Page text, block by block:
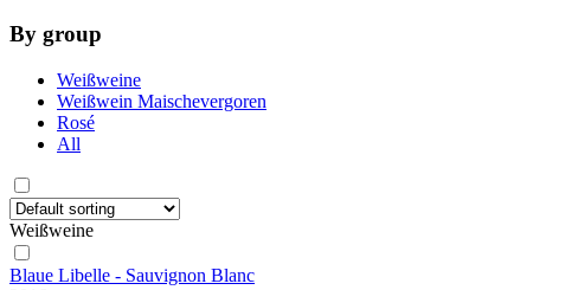
By group
Weißweine
Weißwein Maischevergoren
Rosé
All
Weißweine
Blaue Libelle - Sauvignon Blanc